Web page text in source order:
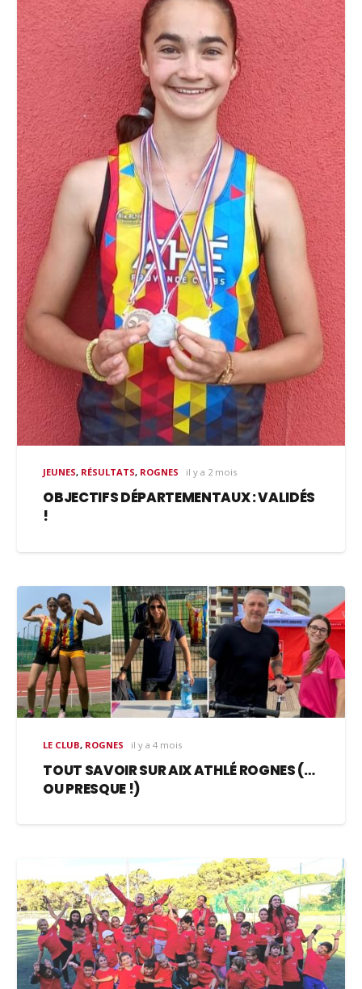
JEUNES, RÉSULTATS, ROGNES il y a 2 mois
OBJECTIFS DÉPARTEMENTAUX : VALIDÉS
!
LE CLUB, ROGNES il y a 4 mois
TOUT SAVOIR SUR AIX ATHLÉ ROGNES (…
OU PRESQUE !)